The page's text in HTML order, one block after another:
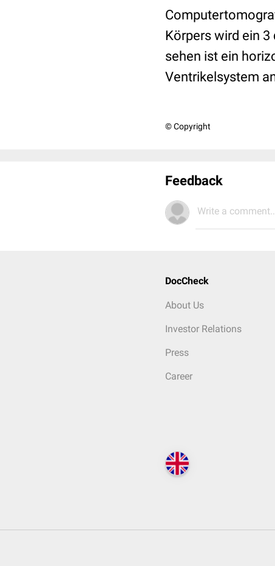
Körpers wird ein
sehen ist ein
Ventrikelsystem
© Copyright
Feedback
Write a
DocCheck
About Us
Investor Relations
Press
Career